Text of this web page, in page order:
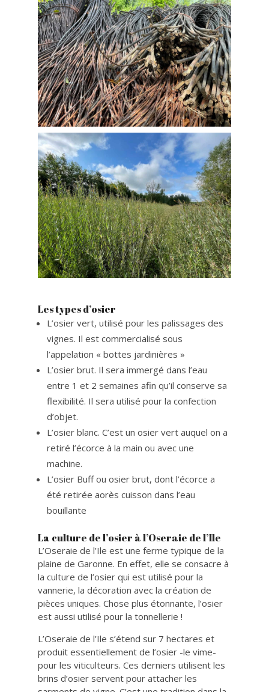
Les types d’osier
L’osier vert, utilisé pour les palissages des
vignes. Il est commercialisé sous
l’appelation « bottes jardinières »
L’osier brut. Il sera immergé dans l’eau
entre 1 et 2 semaines afin qu’il conserve sa
flexibilité. Il sera utilisé pour la confection
d’objet.
L’osier blanc. C’est un osier vert auquel on a
retiré l’écorce à la main ou avec une
machine.
L’osier Buff ou osier brut, dont l’écorce a
été retirée aorès cuisson dans l’eau
bouillante
La culture de l’osier à l’Oseraie de l’Ile
L’Oseraie de l’Ile est une ferme typique de la
plaine de Garonne. En effet, elle se consacre à
la culture de l’osier qui est utilisé pour la
vannerie, la décoration avec la création de
pièces uniques. Chose plus étonnante, l’osier
est aussi utilisé pour la tonnellerie !
L’Oseraie de l’Ile s’étend sur 7 hectares et
produit essentiellement de l’osier -le vime-
pour les viticulteurs. Ces derniers utilisent les
brins d’osier servent pour attacher les